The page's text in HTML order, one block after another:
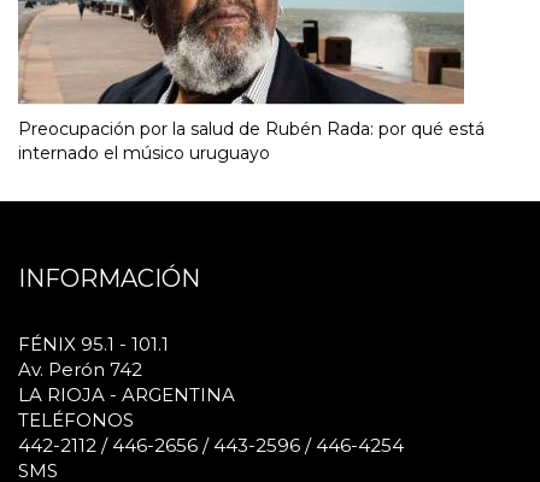
Preocupación por la salud de Rubén Rada: por qué está
internado el músico uruguayo
INFORMACIÓN
FÉNIX 95.1 - 101.1
Av. Perón 742
LA RIOJA - ARGENTINA
TELÉFONOS
442-2112 / 446-2656 / 443-2596 / 446-4254
SMS